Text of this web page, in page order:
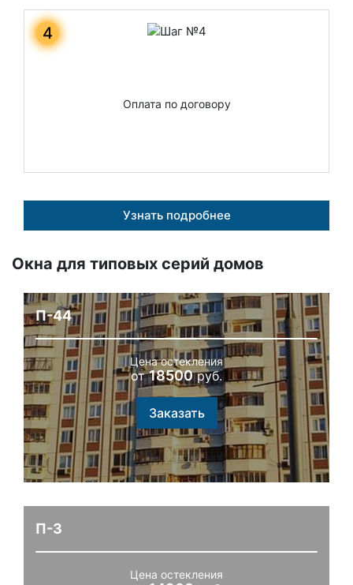
Оплата по договору
4
Узнать подробнее
Окна для типовых серий домов
П-44
Цена остекления
от18500руб.
Заказать
П-3
Цена остекления